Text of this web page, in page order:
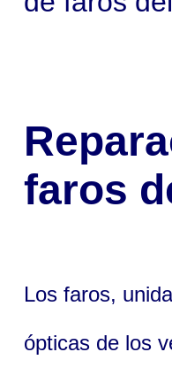
faros
Los faros,
ópticas de los